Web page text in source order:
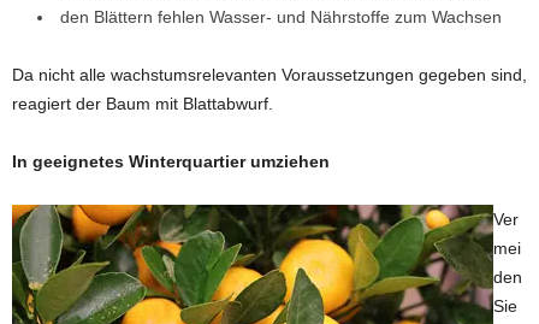
den Blättern fehlen Wasser- und Nährstoffe zum Wachsen
Da nicht alle wachstumsrelevanten Voraussetzungen gegeben sind,
reagiert der Baum mit Blattabwurf.
In geeignetes Winterquartier umziehen
Ver
mei
den
Sie